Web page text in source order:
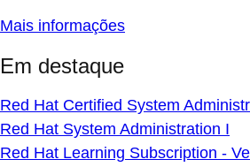
Mais informações
Em destaque
Red Hat Certified System
Red Hat System Administration I
Red Hat Learning Subscription -